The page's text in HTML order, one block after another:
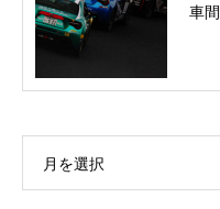
車
月を選択